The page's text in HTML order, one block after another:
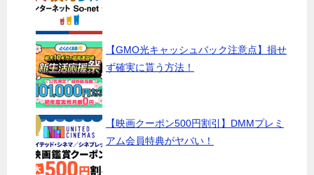
【GMO光キャッシュバック注意点】損せ
ず確実に貰う方法！
【映画クーポン500円割引】DMMプレミ
アム会員特典がヤバい！